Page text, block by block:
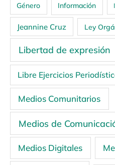
Género Información
Jeannine Cruz Ley
Libertad de expresión
Libre Ejercicios
Medios Comunitarios
Medios de
Medios Digitales